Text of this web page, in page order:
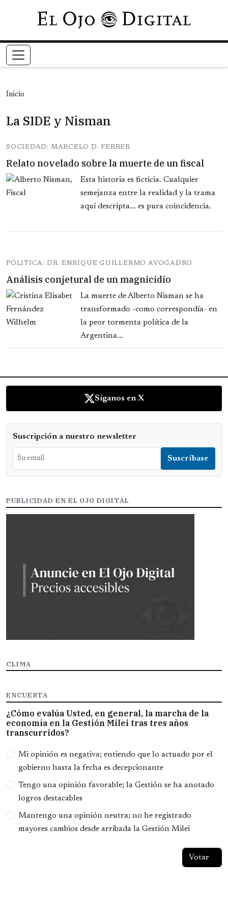
Pasar al contenido principal
Inicio
La SIDE y Nisman
SOCIEDAD: MARCELO D. FERRER
Relato novelado sobre la muerte de un fiscal
Esta historia es ficticia. Cualquier
semejanza entre la realidad y la trama
aquí descripta... es pura coincidencia.
POLITICA: DR. ENRIQUE GUILLERMO AVOGADRO
Análisis conjetural de un magnicidio
La muerte de Alberto Nisman se ha
transformado -como correspondía- en
la peor tormenta política de la
Argentina...
Síganos en X
Suscripción a nuestro newsletter
PUBLICIDAD EN EL OJO DIGITAL
CLIMA
ENCUESTA
¿Cómo evalúa Usted, en general, la marcha de la
economía en la Gestión Milei tras tres años
transcurridos?
Opciones
Mi opinión es negativa; entiendo que lo actuado por el
gobierno hasta la fecha es decepcionante
Tengo una opinión favorable; la Gestión se ha anotado
logros destacables
Mantengo una opinión neutra; no he registrado
mayores cambios desde arribada la Gestión Milei